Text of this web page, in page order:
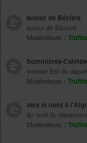
autour de Béziers
autour de Béziers
Modérateurs : Trufito
Sommières-
secteur Est du
Modérateurs : Trufito
vers le nord à
du nord du
Modérateurs : Trufito